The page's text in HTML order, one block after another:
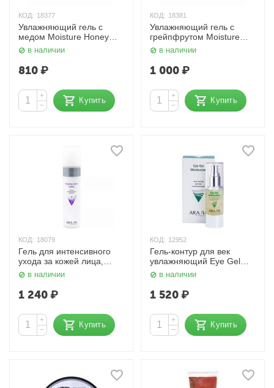
КОД: 18377
Увлажняющий гель с
медом Moisture Honey
100% Soothing Gel 300
мл. Lebelage
в наличии
810₽
+
−
Купить
КОД: 18381
Увлажняющий гель с
грейпфрутом Moisture
Vitamin 100% Soothing
Gel 300 мл. Lebelage
в наличии
1 000₽
+
−
Купить
КОД: 18079
Гель для интенсивного
ухода за кожей лица,
Intensive Action Gel 250
мл. Aravia
в наличии
1 240₽
+
−
Купить
КОД: 12952
Гель-контур для век
увлажняющий Eye Gel
Moisturizer 30 мл. Aravia
в наличии
1 520₽
+
−
Купить